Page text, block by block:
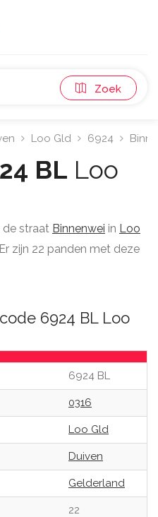
Zoek
Loo Gld 6924
BL Loo
de straat Binnenwei in Loo
zijn 22 panden met deze
6924 BL Loo
6924 BL
0316
Loo Gld
Duiven
Gelderland
22